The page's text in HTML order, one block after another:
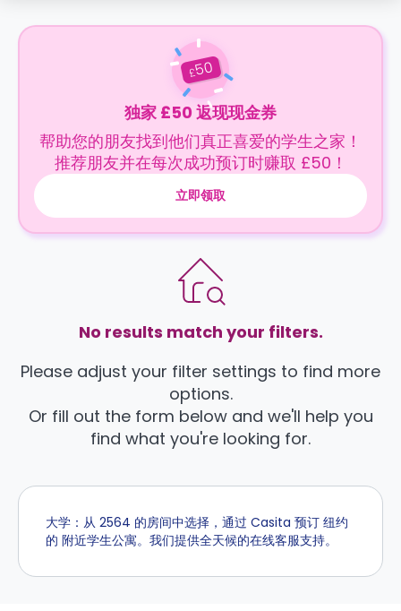
£50
独家 £50 返现现金券
帮助您的朋友找到他们真正喜爱的学生之家！
推荐朋友并在每次成功预订时赚取 £50！
立即领取
No results match your filters.
Please adjust your filter settings to find more
options.
Or fill out the form below and we'll help you
find what you're looking for.
大学：从 2564 的房间中选择，通过 Casita 预订 纽约
的 附近学生公寓。我们提供全天候的在线客服支持。